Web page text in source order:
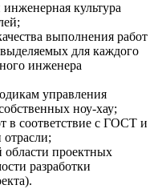
культура
выполнения работ
для каждого
инженера
управления
ноу-хау;
в соответствие с ГОСТ и
проектных
разработки